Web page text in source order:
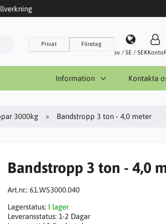
Privat
Företag
sv / SE / SEKKonto
Information Kontakta
3000kg Bandstropp 3 ton - 4,0 meter
Bandstropp 3 ton - 4,0
Art.nr.: 61.WS3000.040
Lagerstatus: I lager
Leveransstatus: 1-2 Dagar